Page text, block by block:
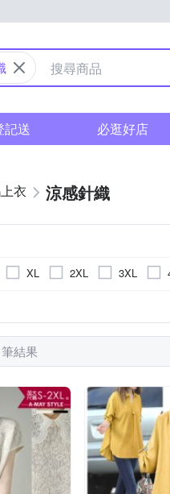
記送 必逛好店
衣 涼感針織
XL 2XL 3XL
結果